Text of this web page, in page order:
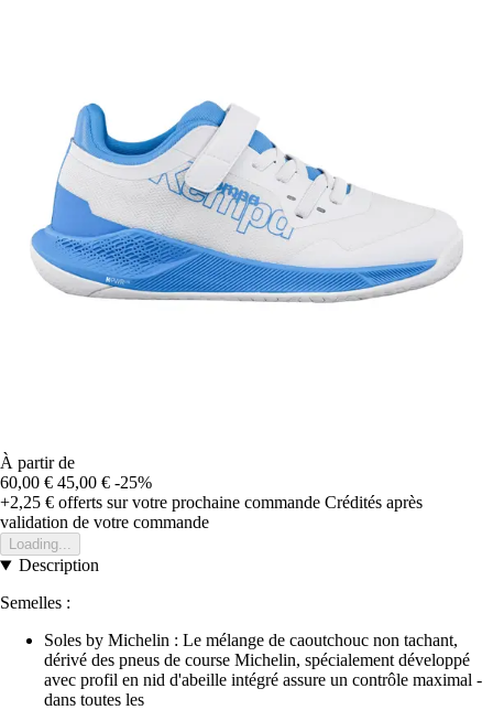
À partir de
60,00 € 45,00 € -25%
+2,25 € offerts sur votre prochaine commande Crédités après
validation de votre commande
Loading...
Description
Semelles :
Soles by Michelin : Le mélange de caoutchouc non tachant,
dérivé des pneus de course Michelin, spécialement développé
avec profil en nid d'abeille intégré assure un contrôle maximal -
dans toutes les